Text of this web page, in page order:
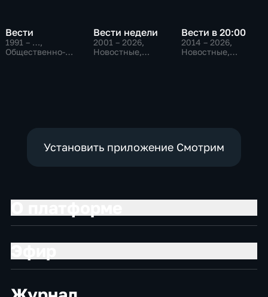
Вести
1991 – …,
Общественно-
Вести недели
2001 – 2026,
Новостные,
Вести в 20:00
2014 – 2026,
Новостные,
Установить приложение Смотрим